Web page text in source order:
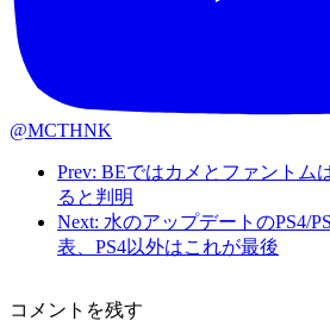
@MCTHNK
Prev: BEではカメとファントム
ると判明
Next: 水のアップデートのPS4/
表、PS4以外はこれが最後
コメントを残す